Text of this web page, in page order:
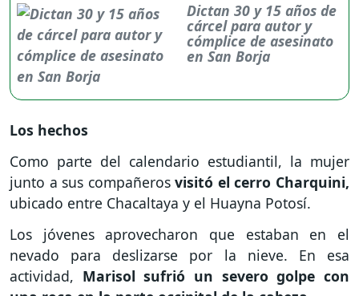
Dictan 30 y 15 años de
cárcel para autor y
cómplice de asesinato
en San Borja
Los hechos
Como parte del calendario estudiantil, la mujer
junto a sus compañerosvisitó el cerro Charquini,
ubicado entre Chacaltaya y el Huayna Potosí.
Los jóvenes aprovecharon que estaban en el
nevado para deslizarse por la nieve. En esa
actividad, Marisol sufrió un severo golpe con